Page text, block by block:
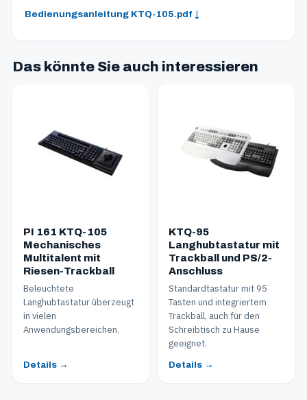
Bedienungsanleitung KTQ-105.pdf ↓
Das könnte Sie auch interessieren
PI 161 KTQ-105
Mechanisches
Multitalent mit
Riesen-Trackball
Beleuchtete
Langhubtastatur überzeugt
in vielen
Anwendungsbereichen.
Details →
KTQ-95
Langhubtastatur mit
Trackball und PS/2-
Anschluss
Standardtastatur mit 95
Tasten und integriertem
Trackball, auch für den
Schreibtisch zu Hause
geeignet.
Details →